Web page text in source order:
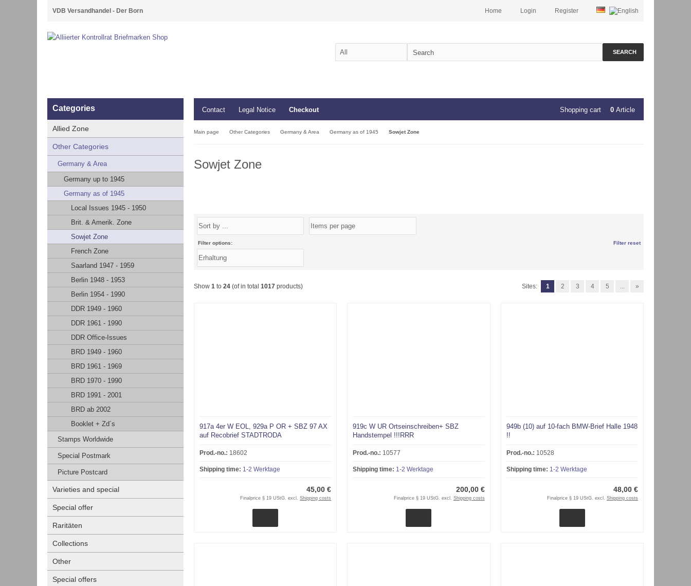
VDB Versandhandel - Der Born Register
Login
Home
SEARCH
Contact Legal Notice Checkout Shopping cart 0 Article
Main page Other Categories Germany & Area Germany as of 1945 Sowjet Zone
Sowjet Zone
Filter options: Filter reset
Show 1 to 24 (of in total 1017 products) Sites: 1 2 3 4 5 ... »
917a 4er W EOL, 929a P OR + SBZ 97 AX
auf Recobrief STADTRODA
Prod.-no.: 18602
Shipping time: 1-2 Werktage
45,00 €
Finalprice § 19 UStG. excl.Shipping costs
919c W UR Ortseinschreiben+ SBZ
Handstempel !!!RRR
Prod.-no.: 10577
Shipping time: 1-2 Werktage
200,00 €
Finalprice § 19 UStG. excl. Shipping costs
949b (10) auf 10-fach BMW-Brief Halle 1948
!!
Prod.-no.: 10528
Shipping time: 1-2 Werktage
48,00 €
Finalprice § 19 UStG. excl. Shipping costs
Categories
Allied Zone
Other Categories
Germany & Area
Germany up to 1945
Germany as of 1945
Local Issues 1945 - 1950
Brit. & Amerik. Zone
Sowjet Zone
French Zone
Saarland 1947 - 1959
Berlin 1948 - 1953
Berlin 1954 - 1990
DDR 1949 - 1960
DDR 1961 - 1990
DDR Office-Issues
BRD 1949 - 1960
BRD 1961 - 1969
BRD 1970 - 1990
BRD 1991 - 2001
BRD ab 2002
Booklet + Zd´s
Stamps Worldwide
Special Postmark
Picture Postcard
Varieties and special
Special offer
Raritäten
Collections
Other
Special offers